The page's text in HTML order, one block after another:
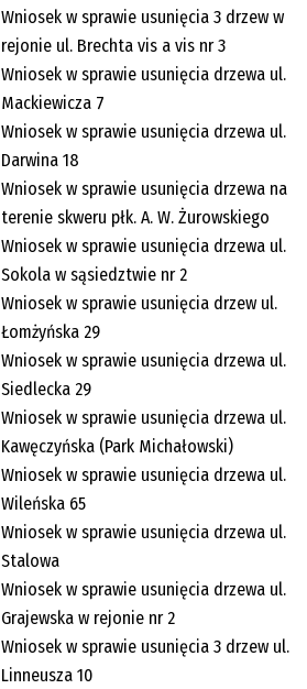
Wniosek w sprawie usunięcia 3 drzew w
rejonie ul. Brechta vis a vis nr 3
Wniosek w sprawie usunięcia drzewa ul.
Mackiewicza 7
Wniosek w sprawie usunięcia drzewa ul.
Darwina 18
Wniosek w sprawie usunięcia drzewa na
terenie skweru płk. A. W. Żurowskiego
Wniosek w sprawie usunięcia drzewa ul.
Sokola w sąsiedztwie nr 2
Wniosek w sprawie usunięcia drzew ul.
Łomżyńska 29
Wniosek w sprawie usunięcia drzewa ul.
Siedlecka 29
Wniosek w sprawie usunięcia drzewa ul.
Kawęczyńska (Park Michałowski)
Wniosek w sprawie usunięcia drzewa ul.
Wileńska 65
Wniosek w sprawie usunięcia drzewa ul.
Stalowa
Wniosek w sprawie usunięcia drzewa ul.
Grajewska w rejonie nr 2
Wniosek w sprawie usunięcia 3 drzew ul.
Linneusza 10